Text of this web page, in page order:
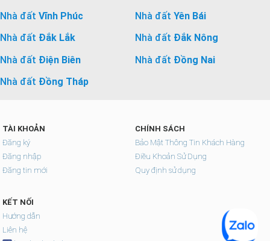
Nhà đất Vĩnh Phúc Nhà đất Yên Bái
Nhà đất Đắk Lắk Nhà đất Đắk Nông
Nhà đất Điện Biên Nhà đất Đồng Nai
Nhà đất Đồng Tháp
TÀI KHOẢN
Đăng ký
Đăng nhập
Đăng tin mới
CHÍNH SÁCH
Bảo Mật Thông Tin Khách Hàng
Điều Khoản Sử Dụng
Quy định sử dụng
KẾT NỐI
Hướng dẫn
Liên hệ